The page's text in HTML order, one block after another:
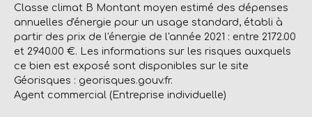
Classe climat B Montant moyen estimé des dépenses
annuelles d'énergie pour un usage standard, établi à
partir des prix de l'énergie de l'année 2021 : entre 2172.00
et 2940.00 €. Les informations sur les risques auxquels
ce bien est exposé sont disponibles sur le site
Géorisques : georisques.gouv.fr.
Agent commercial (Entreprise individuelle)